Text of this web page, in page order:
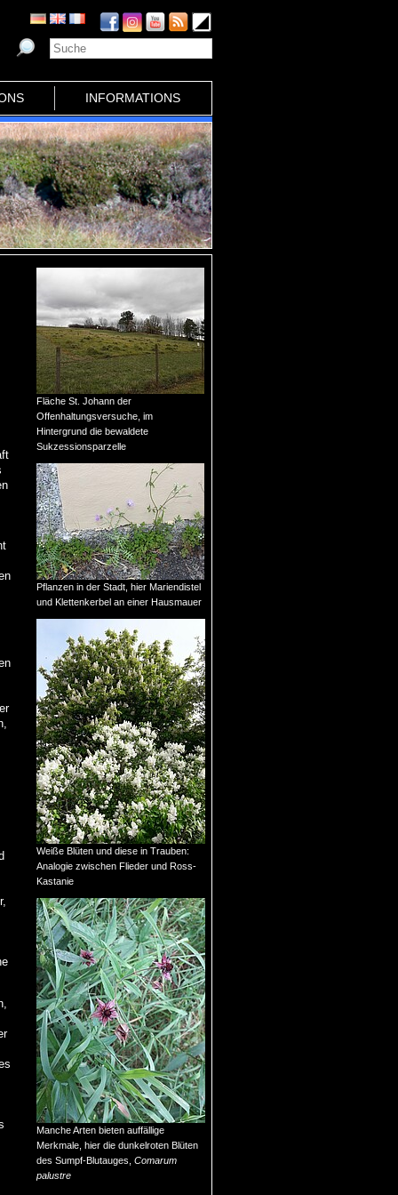
INFORMATIONS
Fläche St. Johann der
Offenhaltungsversuche, im
Hintergrund die bewaldete
Sukzessionsparzelle
Pflanzen in der Stadt, hier Mariendistel
und Klettenkerbel an einer Hausmauer
Weiße Blüten und diese in Trauben:
Analogie zwischen Flieder und Ross-
Kastanie
Manche Arten bieten auffällige
Merkmale, hier die dunkelroten Blüten
des Sumpf-Blutauges, Comarum
palustre